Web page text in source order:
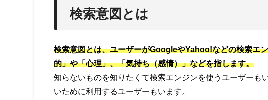
検索意図とは
検索意図とは、ユーザーがGoogleやYahoo!などの検索エ
的」や「心理」、「気持ち（感情）」などを指します。
知らないものを知りたくて検索エンジンを使うユーザーも
いために利用するユーザーもいます。